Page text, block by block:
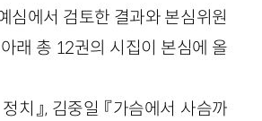
심에서 검토한 결과와 본심위원
래 총 12권의 시집이 본심에 올
치』, 김중일 『가슴에서 사슴까